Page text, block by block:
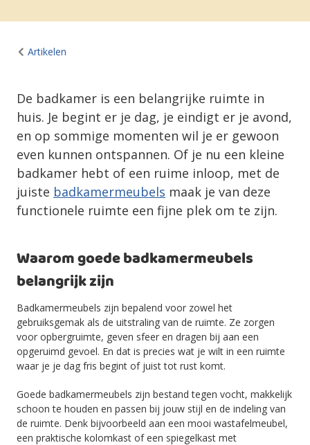
Artikelen
De badkamer is een belangrijke ruimte in
huis. Je begint er je dag, je eindigt er je avond,
en op sommige momenten wil je er gewoon
even kunnen ontspannen. Of je nu een kleine
badkamer hebt of een ruime inloop, met de
juiste badkamermeubels maak je van deze
functionele ruimte een fijne plek om te zijn.
Waarom goede badkamermeubels
belangrijk zijn
Badkamermeubels zijn bepalend voor zowel het
gebruiksgemak als de uitstraling van de ruimte. Ze zorgen
voor opbergruimte, geven sfeer en dragen bij aan een
opgeruimd gevoel. En dat is precies wat je wilt in een ruimte
waar je je dag fris begint of juist tot rust komt.
Goede badkamermeubels zijn bestand tegen vocht, makkelijk
schoon te houden en passen bij jouw stijl en de indeling van
de ruimte. Denk bijvoorbeeld aan een mooi wastafelmeubel,
een praktische kolomkast of een spiegelkast met